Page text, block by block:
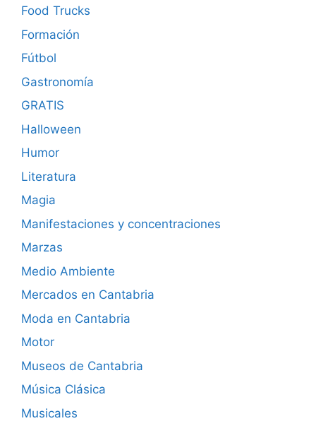
Food Trucks
Formación
Fútbol
Gastronomía
GRATIS
Halloween
Humor
Literatura
Magia
Manifestaciones y concentraciones
Marzas
Medio Ambiente
Mercados en Cantabria
Moda en Cantabria
Motor
Museos de Cantabria
Música Clásica
Musicales